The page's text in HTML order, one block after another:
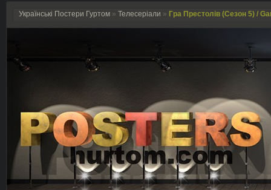
Українські Постери Гуртом » Телесеріали » Гра Престолів (Сезон 5) /